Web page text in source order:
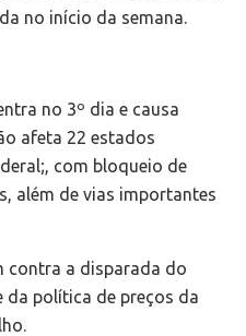
no início da semana.
no 3º dia e causa
afeta 22 estados
com bloqueio de
além de vias importantes
contra a disparada do
da política de preços da